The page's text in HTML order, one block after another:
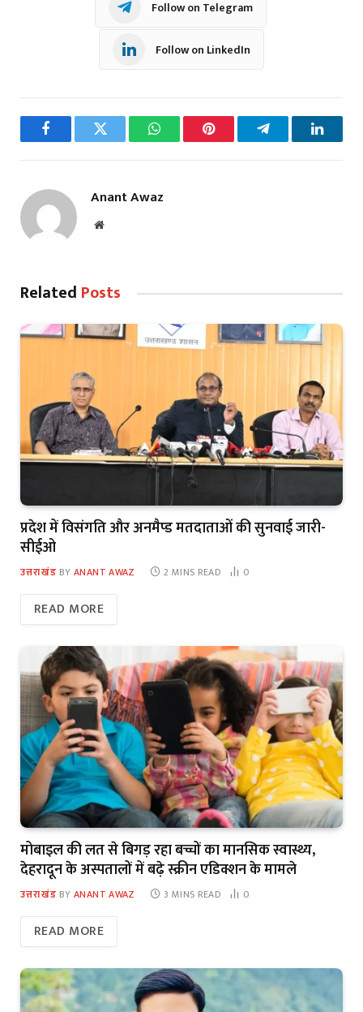
Follow on Telegram
Follow on LinkedIn
FacebookTwitter WhatsAppPinterest Telegram
Anant Awaz
Website
Related Posts
प्रदेश में विसंगति और अनमैप्ड मतदाताओं की सुनवाई जारी-
सीईओ
उत्तराखंड BY ANANT AWAZ 2 MINS READ 0
READ MORE
मोबाइल की लत से बिगड़ रहा बच्चों का मानसिक स्वास्थ्य,
देहरादून के अस्पतालों में बढ़े स्क्रीन एडिक्शन के मामले
उत्तराखंड BY ANANT AWAZ 3 MINS READ 0
READ MORE